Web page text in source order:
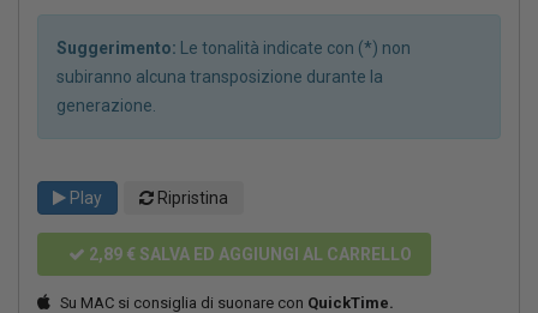
Suggerimento: Le tonalità indicate con (*) non
subiranno alcuna transposizione durante la
generazione.
Play Ripristina
2,89 € SALVA ED AGGIUNGI AL CARRELLO
Su MAC si consiglia di suonare con QuickTime.